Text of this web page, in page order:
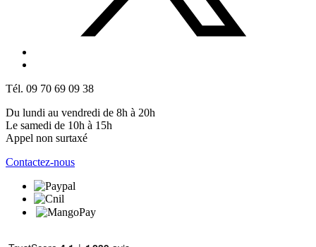
Tél. 09 70 69 09 38
Du lundi au vendredi de 8h à 20h
Le samedi de 10h à 15h
Appel non surtaxé
Contactez-nous